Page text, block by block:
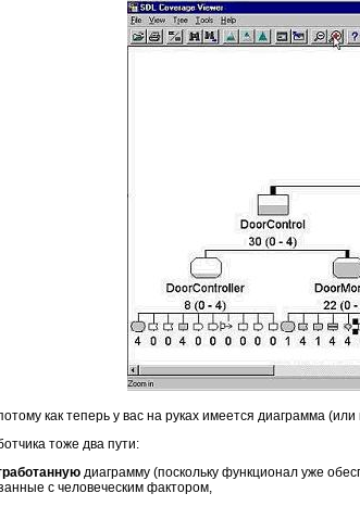
как теперь у вас на руках имеется диаграмма
тоже два пути:
диаграмму (поскольку функционал уже
с человеческим фактором,